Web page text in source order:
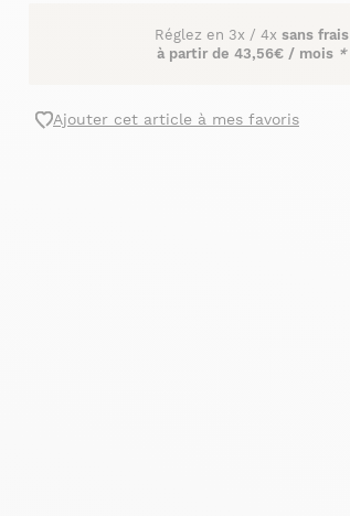
Réglez en 3x / 4x sans frais
à partir de 43,56€ / mois *
Ajouter cet article à mes favoris